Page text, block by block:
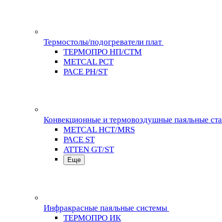
Термостолы/подогреватели плат
ТЕРМОПРО НП/СТМ
METCAL PCT
PACE PH/ST
Конвекционные и термовоздушные паяльные
METCAL HCT/MRS
PACE ST
ATTEN GT/ST
Еще
Инфракрасные паяльные системы
ТЕРМОПРО ИК